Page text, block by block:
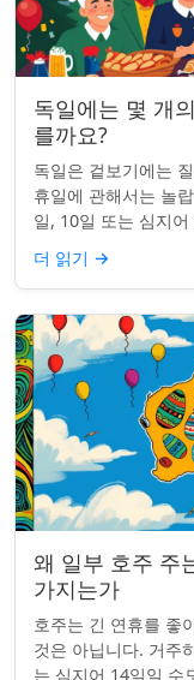
독일에는 몇 개
를까요?
독일은 겉보기에는
휴일에 관해서는 놀
일, 10일 또는 심지
그런 걸까요? 간단한
더 읽기 →
왜 일부 호주 주
가지는가
호주는 긴 연휴를 좋
것은 아닙니다. 거주
는 심지어 14일일 수